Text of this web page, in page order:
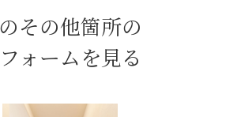
その他箇所の
ォームを見る